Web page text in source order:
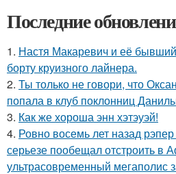
Последние
1. Настя Макаревич и её
борту круизного лайнера.
2. Ты только не говори, что
попала в клуб поклонниц
3. Как же хороша энн хэтэуэй!
4. Ровно восемь лет назад
серьезе пообещал отстроить в
ультрасовременный мегаполис